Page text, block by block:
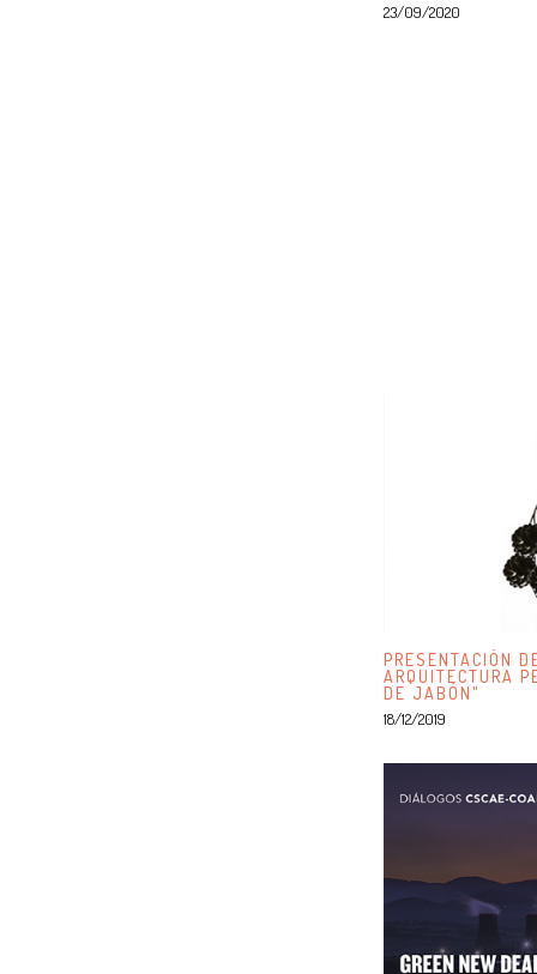
23/09/2020
PRESENTACIÓN
ARQUITECTURA
DE JABÓN"
18/12/2019